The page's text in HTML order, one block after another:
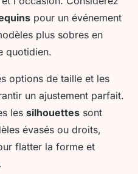
pour un événement
plus sobres en
quotidien.
options de taille et les
un ajustement parfait.
les silhouettes sont
évasés ou droits,
flatter la forme et